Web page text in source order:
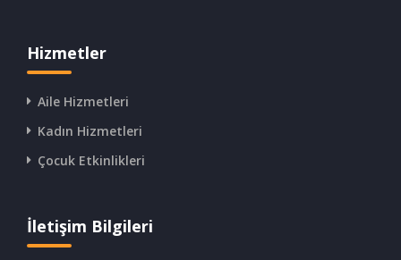
Hizmetler
Aile Hizmetleri
Kadın Hizmetleri
Çocuk Etkinlikleri
İletişim Bilgileri